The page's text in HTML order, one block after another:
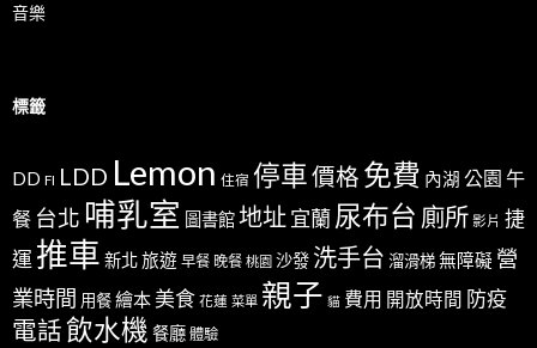
音樂
標籤
DD FI LDD Lemon 住宿 停車價格 免費 內湖 公園 午
餐 台北 哺乳室 圖書館地址宜蘭尿布台 廁所 影片 捷
運推車 新北旅遊 早餐 晚餐 桃園 沙發 洗手台 溜滑梯無障礙 營
業時間 用餐繪本 美食 花蓮 菜單 親子 貓 費用 開放時間 防疫
電話飲水機 餐廳 體驗